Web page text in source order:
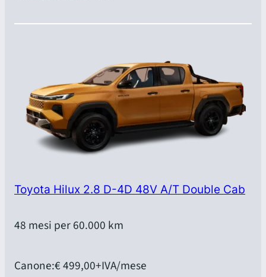
Toyota Hilux 2.8 D-4D 48V A/T Double Cab
48 mesi per 60.000 km
Canone:€ 499,00+IVA/mese